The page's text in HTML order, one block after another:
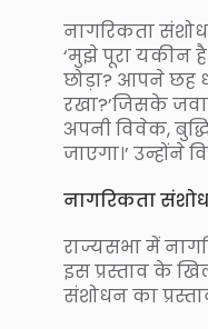
नागरिकता
‘मुझे पूरा यकीन
छोड़ा? आपने छह
रखा?’जिसके
अपनी विवेक,
जाएगा।’
नागरिकता
राज्यसभा में
इस प्रस्ताव के
संशोधन का